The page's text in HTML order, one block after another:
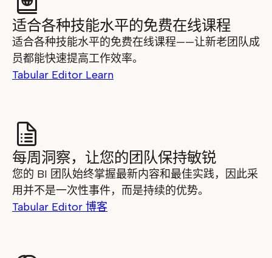
适合各种技能水平的免费在线课程
适合各种技能水平的免费在线课程——让新老团队成
员都能快速提高工作效率。
Tabular Editor Learn
每周洞察，让您的团队保持敏锐
您的 BI 团队始终掌握最新内容和最佳实践，因此采
用并不是一次性事件，而是持续的优势。
Tabular Editor 博客